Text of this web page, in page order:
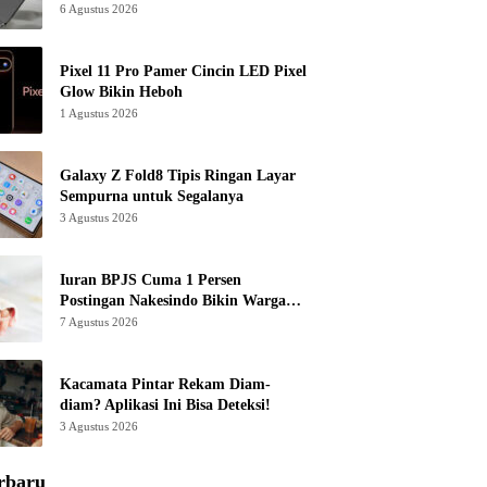
6 Agustus 2026
Pixel 11 Pro Pamer Cincin LED Pixel
Glow Bikin Heboh
1 Agustus 2026
Galaxy Z Fold8 Tipis Ringan Layar
Sempurna untuk Segalanya
3 Agustus 2026
Iuran BPJS Cuma 1 Persen
Postingan Nakesindo Bikin Warganet
Murka
7 Agustus 2026
Kacamata Pintar Rekam Diam-
diam? Aplikasi Ini Bisa Deteksi!
3 Agustus 2026